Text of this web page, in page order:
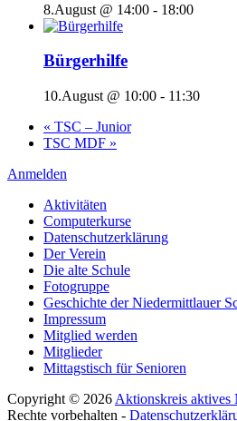
8.August @ 14:00 - 18:00
Bürgerhilfe
10.August @ 10:00 - 11:30
« TSC – Junior
TSC MDF »
Anmelden
Aktivitäten
Computerkurse
Datenschutzerklärung
Der Verein
Die alte Schule
Fotogruppe
Geschichte der Niedermittlauer
Impressum
Mitglied werden
Mitglieder
Mittagstisch für Senioren
Copyright © 2026 Aktionskreis aktives
Rechte vorbehalten -